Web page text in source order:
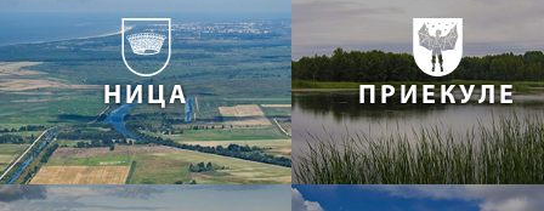
НИЦА ПРИЕКУЛЕ